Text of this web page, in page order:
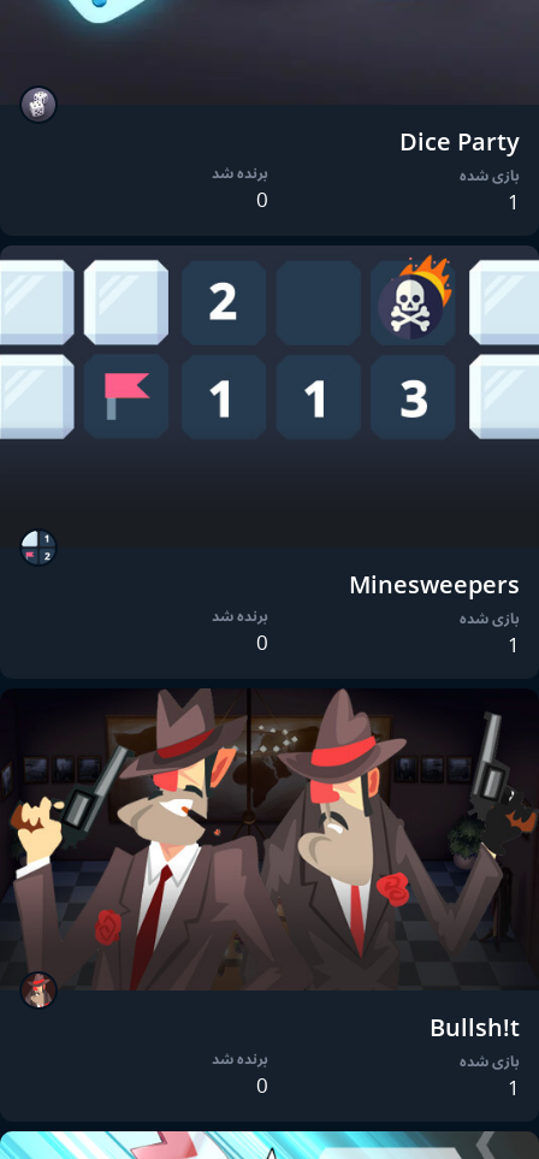
Dice Party
بازی شده
1
برنده شد
0
Minesweepers
بازی شده
1
برنده شد
0
Bullsh!t
بازی شده
1
برنده شد
0